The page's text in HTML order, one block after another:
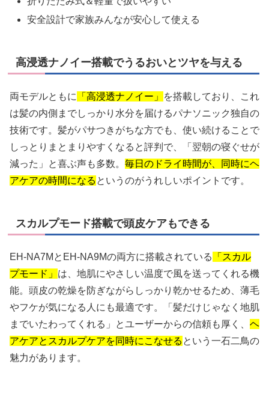
安全設計で家族みんなが安心して使える
高浸透ナノイー搭載でうるおいとツヤを与える
両モデルともに 「高浸透ナノイー」
を搭載しており、これ
は髪の内側までしっかり水分を届けるパナソニック独自の
技術です。髪がパサつきがちな方でも、使い続けることで
しっとりまとまりやすくなると評判で、「翌朝の寝ぐせが
減った」と喜ぶ声も多数。 毎日のドライ時間が、同時にヘ
アケアの時間になる というのがうれしいポイントです。
スカルプモード搭載で頭皮ケアもできる
EH-NA7MとEH-NA9Mの両方に搭載されている
「スカル
プモード」 は、地肌にやさしい温度で風を送ってくれる機
能。頭皮の乾燥を防ぎながらしっかり乾かせるため、薄毛
やフケが気になる人にも最適です。「髪だけじゃなく地肌
までいたわってくれる」とユーザーからの信頼も厚く、 ヘ
アケアとスカルプケアを同時にこなせる という一石二鳥の
魅力があります。